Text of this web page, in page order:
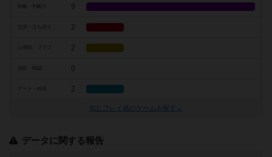
戦略・判断力 9
2
2
0
アート・外見 2
似たプレイ感のゲームを探す→
データに関する報告